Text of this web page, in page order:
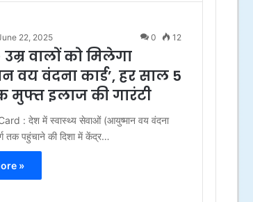
22, 2025 0 12
वालों को मिलेगा
वय वंदना कार्ड’, हर साल 5
मुफ्त इलाज की गारंटी
: देश में स्वास्थ्य सेवाओं (आयुष्मान वय वंदना
तक पहुंचाने की दिशा में केंद्र…
»